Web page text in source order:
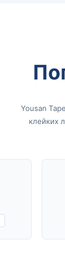
Yousan
клейких